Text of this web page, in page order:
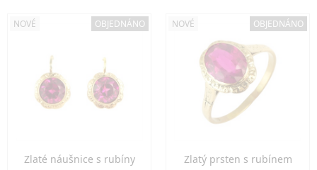
NOVÉ OBJEDNÁNO
Zlaté náušnice s rubíny
NOVÉ OBJEDNÁNO
Zlatý prsten s rubínem